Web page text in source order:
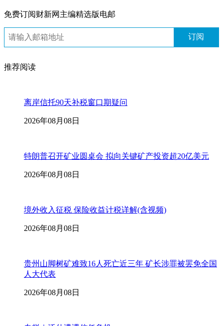
免费订阅财新网主编精选版电邮
订阅
推荐阅读
离岸信托90天补税窗口期疑问
2026年08月08日
特朗普召开矿业圆桌会 拟向关键矿产投资超20亿美元
2026年08月08日
境外收入征税 保险收益计税详解(含视频)
2026年08月08日
贵州山脚树矿难致16人死亡近三年 矿长涉罪被罢免全国
人大代表
2026年08月08日